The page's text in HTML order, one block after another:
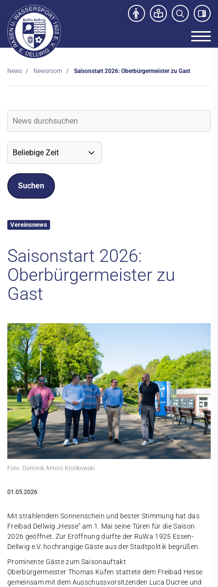
News Newsroom Saisonstart 2026: Oberbürgermeister zu Gast
Vereinsnews
Saisonstart 2026:
Oberbürgermeister zu
Gast
Foto: Dominik Antoni Krolikowski
01.05.2026
Mit strahlendem Sonnenschein und bester Stimmung hat das
Freibad Dellwig „Hesse” am 1. Mai seine Türen für die Saison
2026 geöffnet. Zur Eröffnung durfte der RuWa 1925 Essen-
Dellwig e.V. hochrangige Gäste aus der Stadtpolitik begrüßen.
Prominente Gäste zum Saisonauftakt
Oberbürgermeister Thomas Kufen stattete dem Freibad Hesse
gemeinsam mit dem Ausschussvorsitzenden Luca Ducree und
Veranstaltungen
Social-Media News
Sport- und Kursangebot
Kontakt